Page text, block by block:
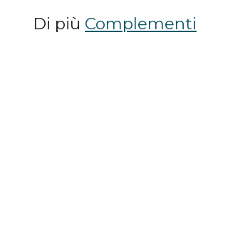
Di più Complementi